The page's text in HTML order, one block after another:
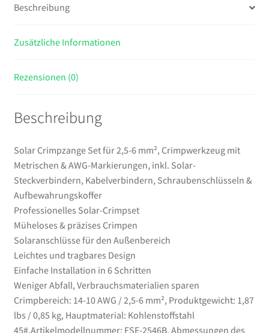
&
Markierungen,
Solar-
Schraubenschlüsseln
Aufbewahrungskoffer
Menge
Beschreibung
Zusätzliche Informationen
Rezensionen (0)
Beschreibung
Solar Crimpzange Set für 2,5-6 mm², Crimpwerkzeug mit
Metrischen & AWG-Markierungen, inkl. Solar-
Steckverbindern, Kabelverbindern, Schraubenschlüsseln &
Aufbewahrungskoffer
Professionelles Solar-Crimpset
Müheloses & präzises Crimpen
Solaranschlüsse für den Außenbereich
Leichtes und tragbares Design
Einfache Installation in 6 Schritten
Weniger Abfall, Verbrauchsmaterialien sparen
Crimpbereich: 14-10 AWG / 2,5-6 mm², Produktgewicht: 1,87
lbs / 0,85 kg, Hauptmaterial: Kohlenstoffstahl
45#,Artikelmodellnummer: FSE-2546B, Abmessungen des